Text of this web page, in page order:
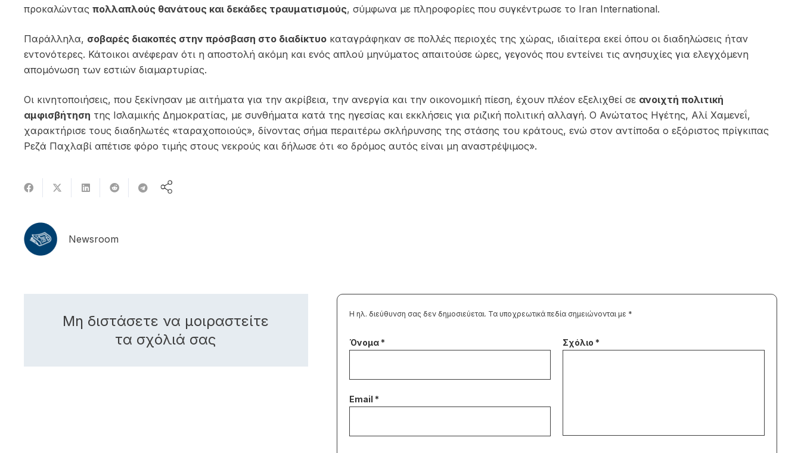
προκαλώντας πολλαπλούς θανάτους και δεκάδες τραυματισμούς, σύμφωνα με πληροφορίες που συγκέντρωσε το Iran International.
Παράλληλα, σοβαρές διακοπές στην πρόσβαση στο διαδίκτυο καταγράφηκαν σε πολλές περιοχές της χώρας, ιδιαίτερα εκεί όπου οι διαδηλώσεις ήταν
εντονότερες. Κάτοικοι ανέφεραν ότι η αποστολή ακόμη και ενός απλού μηνύματος απαιτούσε ώρες, γεγονός που εντείνει τις ανησυχίες για ελεγχόμενη
απομόνωση των εστιών διαμαρτυρίας.
Οι κινητοποιήσεις, που ξεκίνησαν με αιτήματα για την ακρίβεια, την ανεργία και την οικονομική πίεση, έχουν πλέον εξελιχθεί σε ανοιχτή πολιτική
αμφισβήτηση της Ισλαμικής Δημοκρατίας, με συνθήματα κατά της ηγεσίας και εκκλήσεις για ριζική πολιτική αλλαγή. Ο Ανώτατος Ηγέτης, Αλί Χαμενεΐ,
χαρακτήρισε τους διαδηλωτές «ταραχοποιούς», δίνοντας σήμα περαιτέρω σκλήρυνσης της στάσης του κράτους, ενώ στον αντίποδα ο εξόριστος πρίγκιπας
Ρεζά Παχλαβί απέτισε φόρο τιμής στους νεκρούς και δήλωσε ότι «ο δρόμος αυτός είναι μη αναστρέψιμος».
Newsroom
Μη διστάσετε να μοιραστείτε
τα σχόλιά σας
Η ηλ. διεύθυνση σας δεν δημοσιεύεται. Τα υποχρεωτικά πεδία σημειώνονται με *